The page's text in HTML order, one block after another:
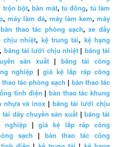
trộn bột,bàn mát, tủ đông, tủ làm
, máy làm đá, máy làm kem, máy
bàn thao tác phòng sạch,xe đẩy
chịu nhiệt, kệ trung tải, kệ hạng
, băng tải lưới chịu nhiệt| băng tải
sản xuất | băng tải công
nghiệp |giá kệ lắp ráp công
thao tác phòng sạch | bàn thao tác
tĩnh điện | bàn thao tác khung
nhựa và inox |băng tải lưới chịu
tải dây chuyền sản xuất |băng tải
nghiệp |giá kệ lắp ráp công
sạch | bàn thao tác công